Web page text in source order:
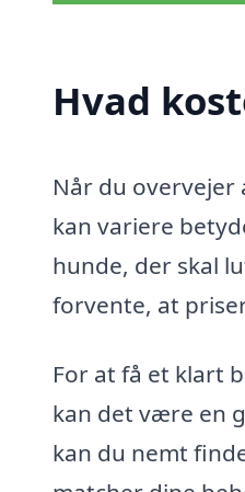
Hvad
Når du
kan variere
hunde, der skal
forvente, at
For at få et klart
kan det være en
kan du nemt